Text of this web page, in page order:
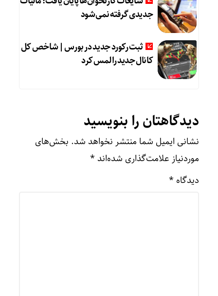
جدیدی گرفته نمی‌شود
ثبت رکورد جدید در بورس | شاخص کل
کانال جدید را لمس کرد
دیدگاهتان را بنویسید
نشانی ایمیل شما منتشر نخواهد شد. بخش‌های
موردنیاز علامت‌گذاری شده‌اند *
دیدگاه *